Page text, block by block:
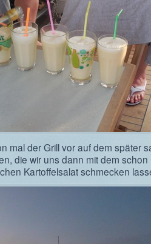
mal der Grill vor auf dem später
die wir uns dann mit dem schon
Kartoffelsalat schmecken